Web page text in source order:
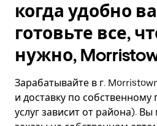
когда удобно
готовьте все,
нужно,
Зарабатывайте в г.
и доставку по собственному
услуг зависит от района).